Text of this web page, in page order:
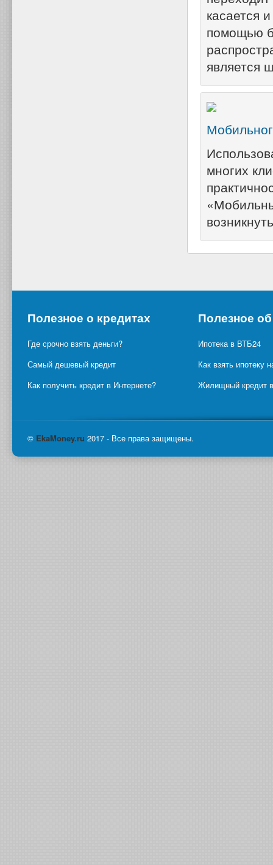
касается
помощью
является
многих
Полезное о кредитах
Где срочно взять деньги?
Самый дешевый кредит
Как получить кредит в Интернете?
Полезное
Ипотека в ВТБ24
Как взять ипотеку
Жилищный кредит
© EkaMoney.ru 2017 - Все права защищены.